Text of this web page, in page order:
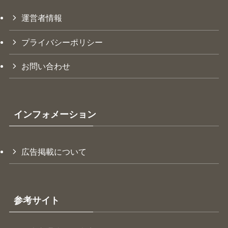
運営者情報
プライバシーポリシー
お問い合わせ
インフォメーション
広告掲載について
参考サイト